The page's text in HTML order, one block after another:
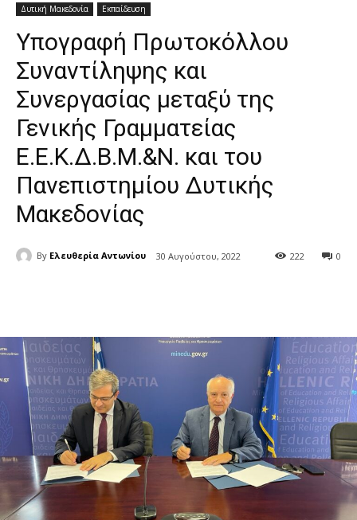
Δυτική Μακεδονία Εκπαίδευση
Υπογραφή Πρωτοκόλλου
Συναντίληψης και
Συνεργασίας μεταξύ της
Γενικής Γραμματείας
Ε.Ε.Κ.Δ.Β.Μ.&Ν. και του
Πανεπιστημίου Δυτικής
Μακεδονίας
By Ελευθερία Αντωνίου 30 Αυγούστου, 2022 0
222